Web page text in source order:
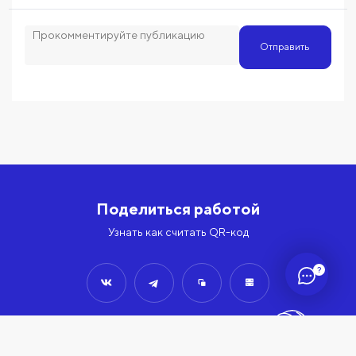
?
Отправить
Поделиться работой
Узнать как считать QR-код